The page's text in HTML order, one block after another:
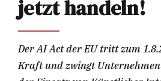
jetzt handeln!
Der AI Act der EU tritt zum
Kraft und zwingt